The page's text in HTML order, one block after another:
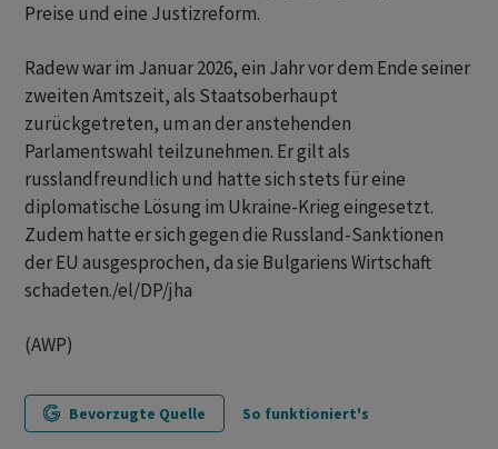
Preise und eine Justizreform.
Radew war im Januar 2026, ein Jahr vor dem Ende seiner
zweiten Amtszeit, als Staatsoberhaupt
zurückgetreten, um an der anstehenden
Parlamentswahl teilzunehmen. Er gilt als
russlandfreundlich und hatte sich stets für eine
diplomatische Lösung im Ukraine-Krieg eingesetzt.
Zudem hatte er sich gegen die Russland-Sanktionen
der EU ausgesprochen, da sie Bulgariens Wirtschaft
schadeten./el/DP/jha
(AWP)
Bevorzugte Quelle So funktioniert's